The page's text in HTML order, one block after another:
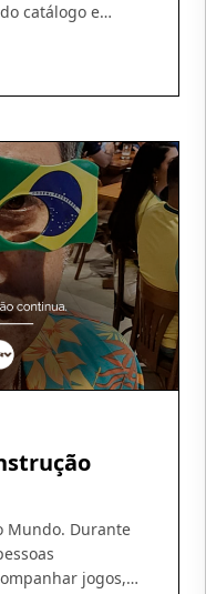
catálogo e
a revelar um
Mundo. Durante
jogos,